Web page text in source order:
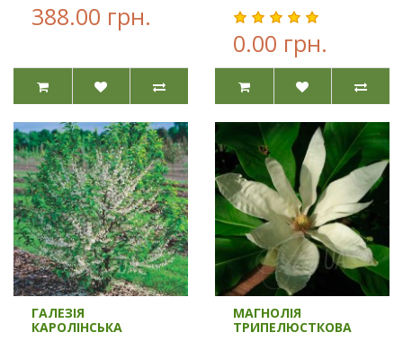
388.00 грн.
0.00 грн.
ГАЛЕЗІЯ
КАРОЛІНСЬКА
МАГНОЛІЯ
ТРИПЕЛЮСТКОВА